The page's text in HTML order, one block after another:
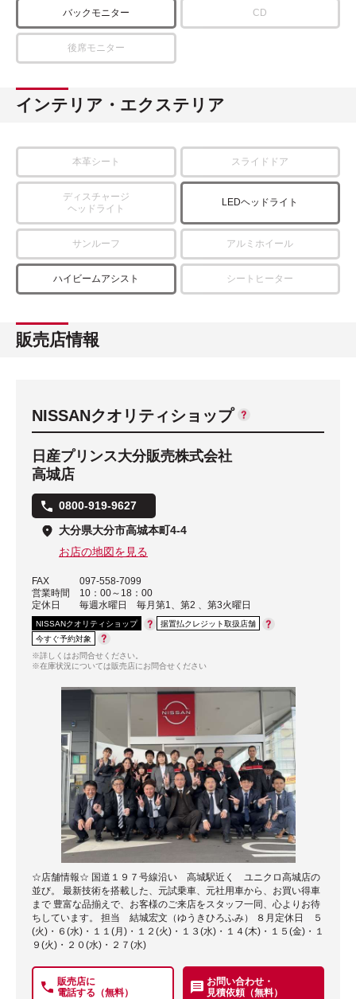
バックモニター CD
後席モニター
インテリア・エクステリア
本革シート スライドドア
ディスチャージ
ヘッドライト
LEDヘッドライト
サンルーフ アルミホイール
ハイビームアシスト シートヒーター
販売店情報
NISSANクオリティショップ
日産プリンス大分販売株式会社
高城店
0800-919-9627
大分県大分市高城本町4-4
お店の地図を見る
FAX
097-558-7099
営業時間
10：00～18：00
定休日
毎週水曜日 毎月第1、第2 、第3火曜日
NISSANクオリティショップ
据置払クレジット取扱店舗
今すぐ予約対象
※詳しくはお問合せください。
※在庫状況については販売店にお問合せください
☆店舗情報☆ 国道１９７号線沿い 高城駅近く ユニクロ高城店の
並び。 最新技術を搭載した、元試乗車、元社用車から、お買い得車
まで 豊富な品揃えで、お客様のご来店をスタッフ一同、心よりお待
ちしています。 担当 結城宏文（ゆうきひろふみ） ８月定休日 ５
(火)・６(水)・１１(月)・１２(火)・１３(水)・１４(木)・１５(金)・１
９(火)・２０(水)・２７(水)
販売店に
電話する（無料）
お問い合わせ・
見積依頼（無料）